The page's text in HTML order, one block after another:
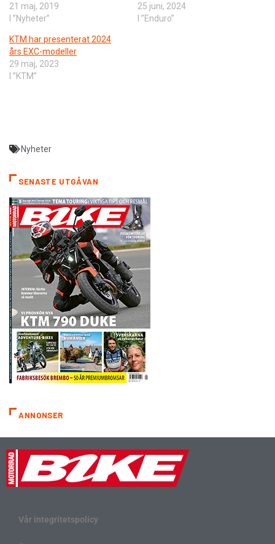
21 maj, 2019
I ”Nyheter”
25 juni, 2024
I ”Enduro”
KTM har presenterat 2024
års EXC-modeller
29 maj, 2023
I ”KTM”
Nyheter
SENASTE UTGÅVAN
ANNONSER
Vår integritetspolicy